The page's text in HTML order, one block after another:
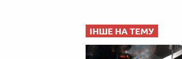
ІНШЕ НА ТЕМУ